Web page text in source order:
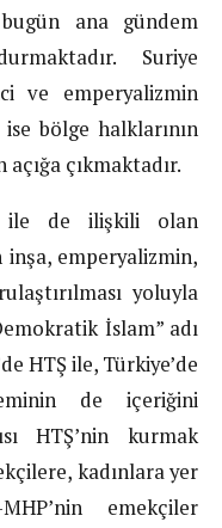
ana gündem
Suriye
ve emperyalizmin
bölge halklarının
açığa çıkmaktadır.
ile de ilişkili olan
inşa, emperyalizmin,
yoluyla
İslam” adı
HTŞ ile, Türkiye’de
de içeriğini
HTŞ’nin kurmak
kadınlara yer
emekçiler